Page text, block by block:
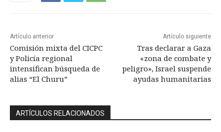
Artículo anterior
Comisión mixta del CICPC
y Policía regional
intensifican búsqueda de
alias “El Churu”
Artículo siguiente
Tras declarar a Gaza
«zona de combate y
peligro», Israel suspende
ayudas humanitarias
ARTÍCULOS RELACIONADOS